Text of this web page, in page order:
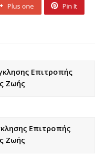
Plus one Pin It
Επιτροπής
Ζωής
Επιτροπής
Ζωής